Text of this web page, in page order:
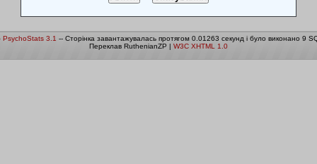
PsychoStats 3.1 -- Сторінка завантажувалась протягом 0.01263 секунд і було виконано 9
Переклав RuthenianZP | W3C XHTML 1.0